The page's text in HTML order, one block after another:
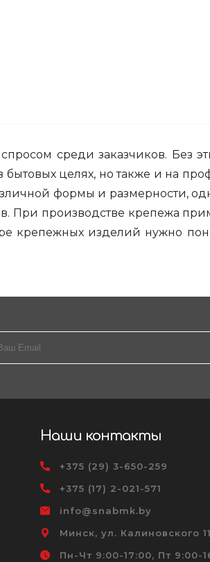
среди заказчиков. Без
бытовых целях, но также и на
формы и размерности,
При производстве крепежа
крепежных изделий нужно
Наши контакты
+375 (29) 3-650-259
+375 (17) 2-021-571
info@snabmk.by
Минск, ул. Калиновского
Пн-Чт 9:00-17:00, Пт 9:00-